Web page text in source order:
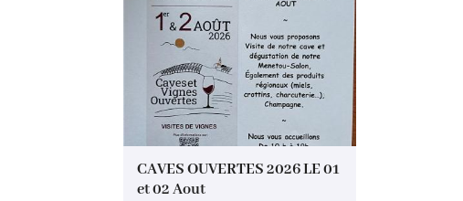
CAVES OUVERTES 2026 LE 01
et 02 Aout